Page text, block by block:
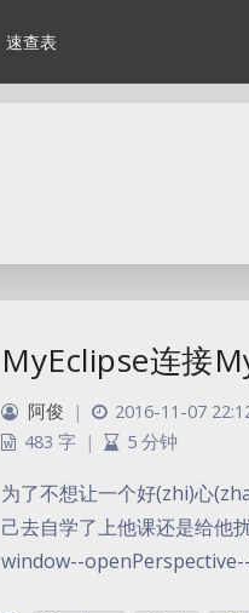
速查表
MyEclipse连接
阿俊 | 2016-11-07
483 字 | 5 分钟
为了不想让一个好(zhi)心
己去自学了上他课还是给他
window--